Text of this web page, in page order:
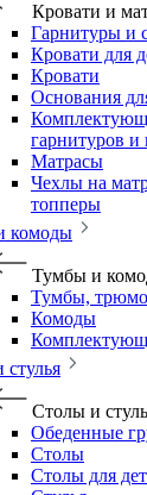
Кровати и
Гарнитуры и
Кровати для
Кровати
Основания
гарнитуров и
Матрасы
Чехлы на
топперы
комоды
Тумбы и
Тумбы,
Комоды
Столы и
Обеденные
Столы
Столы для